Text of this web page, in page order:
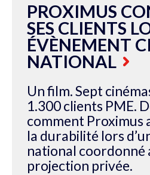
PROXIMUS
SES CLIENTS
ÉVÈNEMENT
NATIONAL
Un film. Sept
1.300 clients PME.
comment Proximus
la durabilité lors
national coordonné
projection privée.